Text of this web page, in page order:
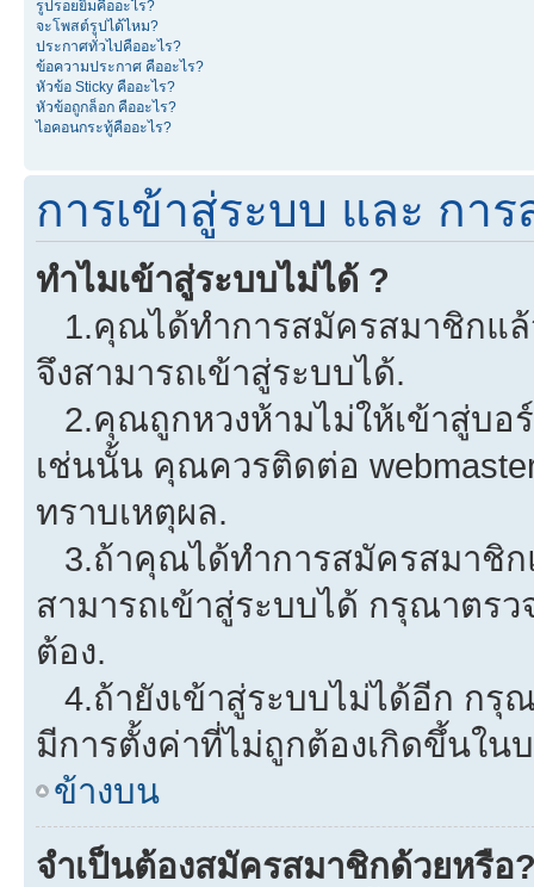
รูปรอยยิ้มคืออะไร?
จะโพสต์รูปได้ไหม?
ประกาศทั่วไปคืออะไร?
ข้อความประกาศ คืออะไร?
หัวข้อ Sticky คืออะไร?
หัวข้อถูกล็อก คืออะไร?
ไอคอนกระทู้คืออะไร?
การเข้าสู่ระบบ และ กา
ทำไมเข้าสู่ระบบไม่ได้ ?
1.คุณได้ทำการสมัครสมาชิกแ
จึงสามารถเข้าสู่ระบบได้.
2.คุณถูกหวงห้ามไม่ให้เข้าสู่บอ
เช่นนั้น คุณควรติดต่อ
ทราบเหตุผล.
3.ถ้าคุณได้ทำการสมัครสมาชิ
สามารถเข้าสู่ระบบได้ กรุณาตรว
ต้อง.
4.ถ้ายังเข้าสู่ระบบไม่ได้อีก กรุ
มีการตั้งค่าที่ไม่ถูกต้องเกิดขึ้นใน
ข้างบน
จำเป็นต้องสมัครสมาชิกด้วยหรือ